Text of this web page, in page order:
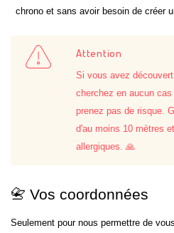
chrono et sans avoir besoin de créer
Attention
Si vous avez
cherchez en aucun
prenez pas de risque.
d'au moins 10 mètres
allergiques. 🙏
📇 Vos coordonnées
Seulement pour nous permettre de